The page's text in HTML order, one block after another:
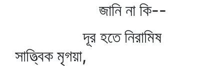
জানি না কি--
দূর হতে নিরামিষ
সাত্ত্বিক মৃগয়া,